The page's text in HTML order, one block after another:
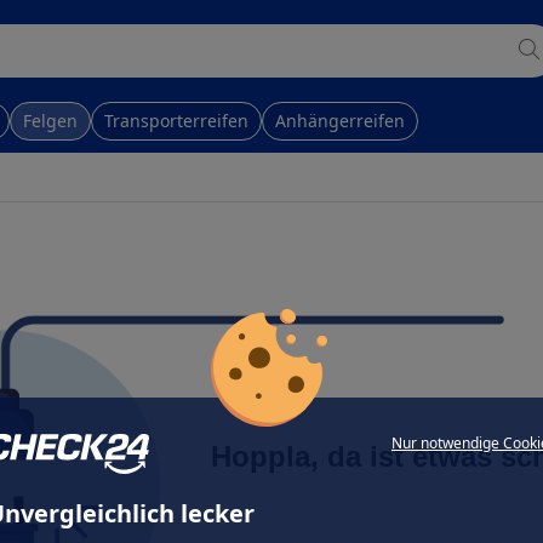
Nur notwendige
lecker
Felgen Transporterreifen Anhängerreifen
Hoppla, da ist etwas